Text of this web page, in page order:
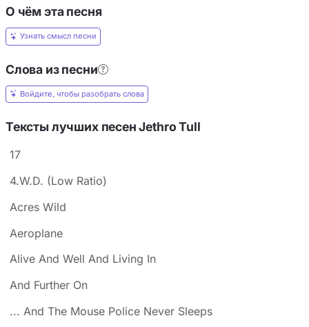
О чём эта песня
Узнать смысл песни
Слова из песни
Войдите, чтобы разобрать слова
Тексты лучших песен Jethro Tull
17
4.W.D. (Low Ratio)
Acres Wild
Aeroplane
Alive And Well And Living In
And Further On
... And The Mouse Police Never Sleeps